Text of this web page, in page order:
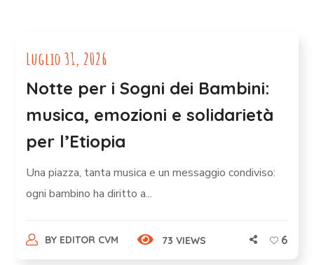
Luglio 31, 2026
Notte per i Sogni dei Bambini:
musica, emozioni e solidarietà
per l’Etiopia
Una piazza, tanta musica e un messaggio condiviso:
ogni bambino ha diritto a...
BY EDITOR CVM 73 VIEWS 6